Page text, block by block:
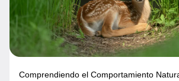
Comprendiendo el Comportamiento